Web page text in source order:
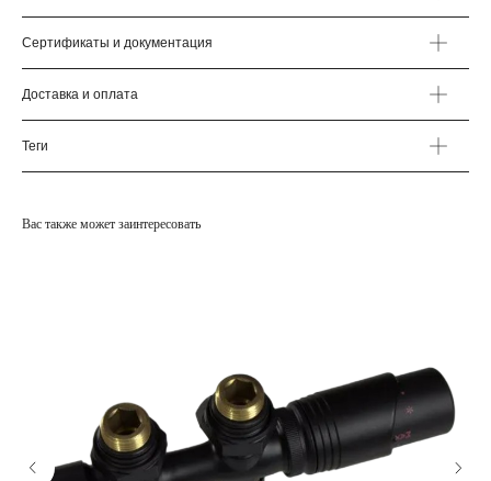
Сертификаты и документация
Доставка и оплата
Теги
Вас также может заинтересовать